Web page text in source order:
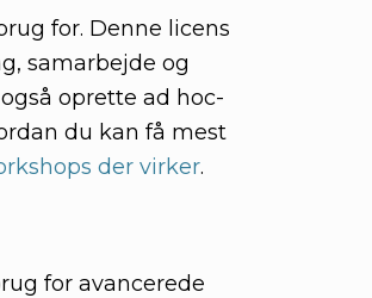
for. Denne licens
samarbejde og
oprette ad hoc-
du kan få mest
der virker.
for avancerede